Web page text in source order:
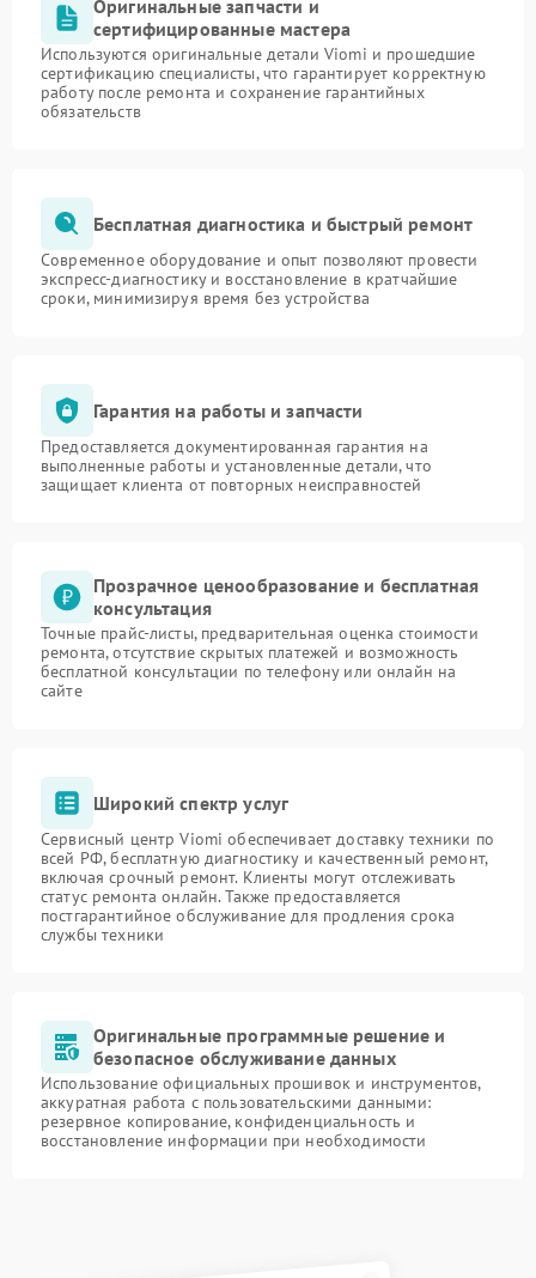
Оригинальные запчасти и
сертифицированные мастера
Используются оригинальные детали Viomi и прошедшие
сертификацию специалисты, что гарантирует корректную
работу после ремонта и сохранение гарантийных
обязательств
Бесплатная диагностика и быстрый ремонт
Современное оборудование и опыт позволяют провести
экспресс-диагностику и восстановление в кратчайшие
сроки, минимизируя время без устройства
Гарантия на работы и запчасти
Предоставляется документированная гарантия на
выполненные работы и установленные детали, что
защищает клиента от повторных неисправностей
Прозрачное ценообразование и бесплатная
консультация
Точные прайс-листы, предварительная оценка стоимости
ремонта, отсутствие скрытых платежей и возможность
бесплатной консультации по телефону или онлайн на
сайте
Широкий спектр услуг
Сервисный центр Viomi обеспечивает доставку техники по
всей РФ, бесплатную диагностику и качественный ремонт,
включая срочный ремонт. Клиенты могут отслеживать
статус ремонта онлайн. Также предоставляется
постгарантийное обслуживание для продления срока
службы техники
Оригинальные программные решение и
безопасное обслуживание данных
Использование официальных прошивок и инструментов,
аккуратная работа с пользовательскими данными:
резервное копирование, конфиденциальность и
восстановление информации при необходимости